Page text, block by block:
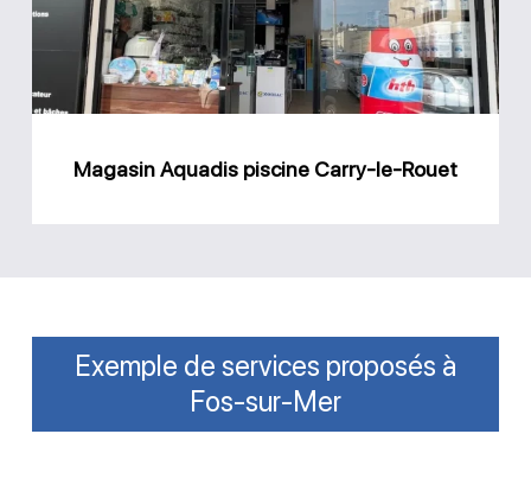
le-
Rouet
Magasin Aquadis piscine Carry-le-Rouet
Exemple de services proposés à
Fos-sur-Mer